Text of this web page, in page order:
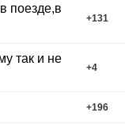
поезде,в
+131
так и не
+4
+196